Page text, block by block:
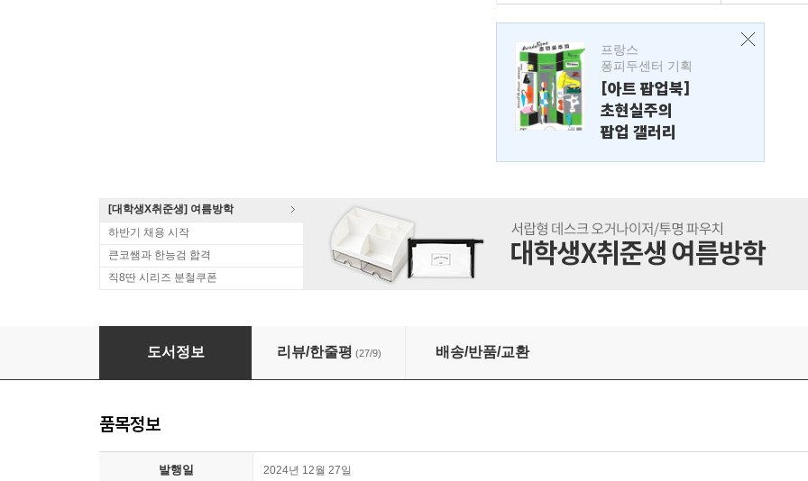
프랑스
퐁피두센터 기획
[아트 팝업북]
초현실주의
팝업 갤러리
[대학생X취준생] 여름방학
하반기 채용 시작
큰코쌤과 한능검 합격
직8딴 시리즈 분철쿠폰
2025 위포트 공기업 NCS 모듈형 통합 기본서 핵심 모듈이론+실전 모의고사
도서정보 리뷰/한줄평 (27/9) 배송/반품/교환
품목정보
발행일 2024년 12월 27일